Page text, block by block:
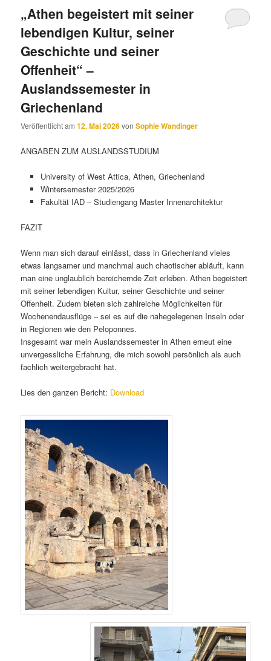
„Athen begeistert mit seiner
lebendigen Kultur, seiner
Geschichte und seiner
Offenheit“ –
Auslandssemester in
Griechenland
Veröffentlicht am12. Mai 2026vonSophie Wandinger
ANGABEN ZUM AUSLANDSSTUDIUM
University of West Attica, Athen, Griechenland
Wintersemester 2025/2026
Fakultät IAD – Studiengang Master Innenarchitektur
FAZIT
Wenn man sich darauf einlässt, dass in Griechenland vieles
etwas langsamer und manchmal auch chaotischer abläuft, kann
man eine unglaublich bereichernde Zeit erleben. Athen begeistert
mit seiner lebendigen Kultur, seiner Geschichte und seiner
Offenheit. Zudem bieten sich zahlreiche Möglichkeiten für
Wochenendausflüge – sei es auf die nahegelegenen Inseln oder
in Regionen wie den Peloponnes.
Insgesamt war mein Auslandssemester in Athen erneut eine
unvergessliche Erfahrung, die mich sowohl persönlich als auch
fachlich weitergebracht hat.
Lies den ganzen Bericht: Download